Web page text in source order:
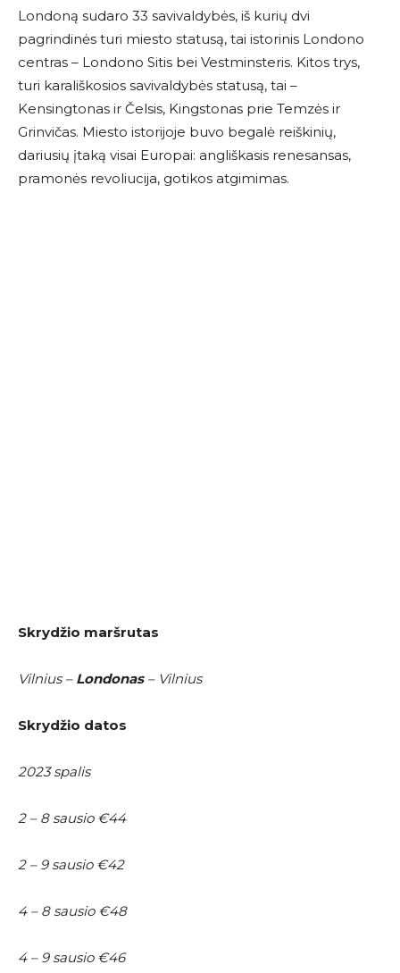
Londoną sudaro 33 savivaldybės, iš kurių dvi
pagrindinės turi miesto statusą, tai istorinis Londono
centras – Londono Sitis bei Vestminsteris. Kitos trys,
turi karališkosios savivaldybės statusą, tai –
Kensingtonas ir Čelsis, Kingstonas prie Temzės ir
Grinvičas. Miesto istorijoje buvo begalė reiškinių,
dariusių įtaką visai Europai: angliškasis renesansas,
pramonės revoliucija, gotikos atgimimas.
Skrydžio maršrutas
Vilnius – Londonas – Vilnius
Skrydžio datos
2023 spalis
2 – 8 sausio €44
2 – 9 sausio €42
4 – 8 sausio €48
4 – 9 sausio €46